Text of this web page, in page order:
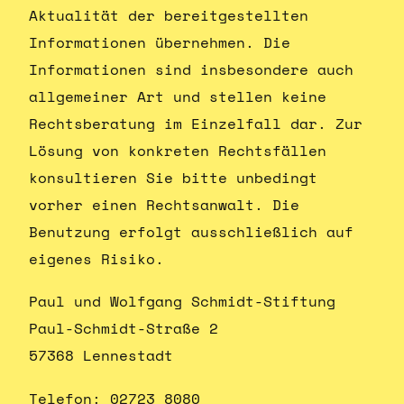
Aktualität der bereitgestellten
Informationen übernehmen. Die
Informationen sind insbesondere auch
allgemeiner Art und stellen keine
Rechtsberatung im Einzelfall dar. Zur
Lösung von konkreten Rechtsfällen
konsultieren Sie bitte unbedingt
vorher einen Rechtsanwalt. Die
Benutzung erfolgt ausschließlich auf
eigenes Risiko.
Paul und Wolfgang Schmidt-Stiftung
Paul-Schmidt-Straße 2
57368 Lennestadt
Telefon: 02723 8080